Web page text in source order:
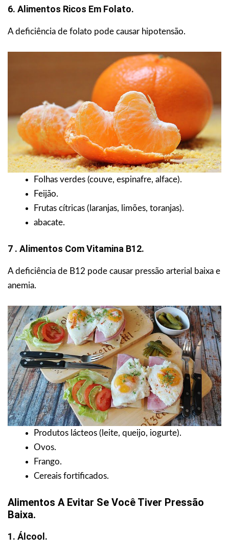
6. Alimentos Ricos Em Folato.
A deficiência de folato pode causar hipotensão.
Folhas verdes (couve, espinafre, alface).
Feijão.
Frutas cítricas (laranjas, limões, toranjas).
abacate.
7 . Alimentos Com Vitamina B12.
A deficiência de B12 pode causar pressão arterial baixa e
anemia.
Produtos lácteos (leite, queijo, iogurte).
Ovos.
Frango.
Cereais fortificados.
Alimentos A Evitar Se Você Tiver Pressão
Baixa.
1. Álcool.